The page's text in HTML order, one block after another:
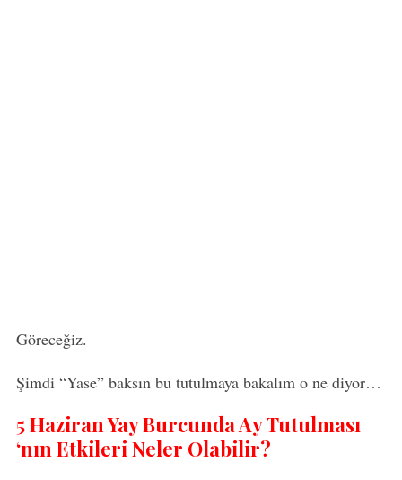
Göreceğiz.
Şimdi “Yase” baksın bu tutulmaya bakalım o ne diyor…
5 Haziran Yay Burcunda Ay Tutulması
‘nın Etkileri Neler Olabilir?
c
f
r
: